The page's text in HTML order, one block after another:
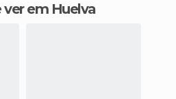
ver em Huelva